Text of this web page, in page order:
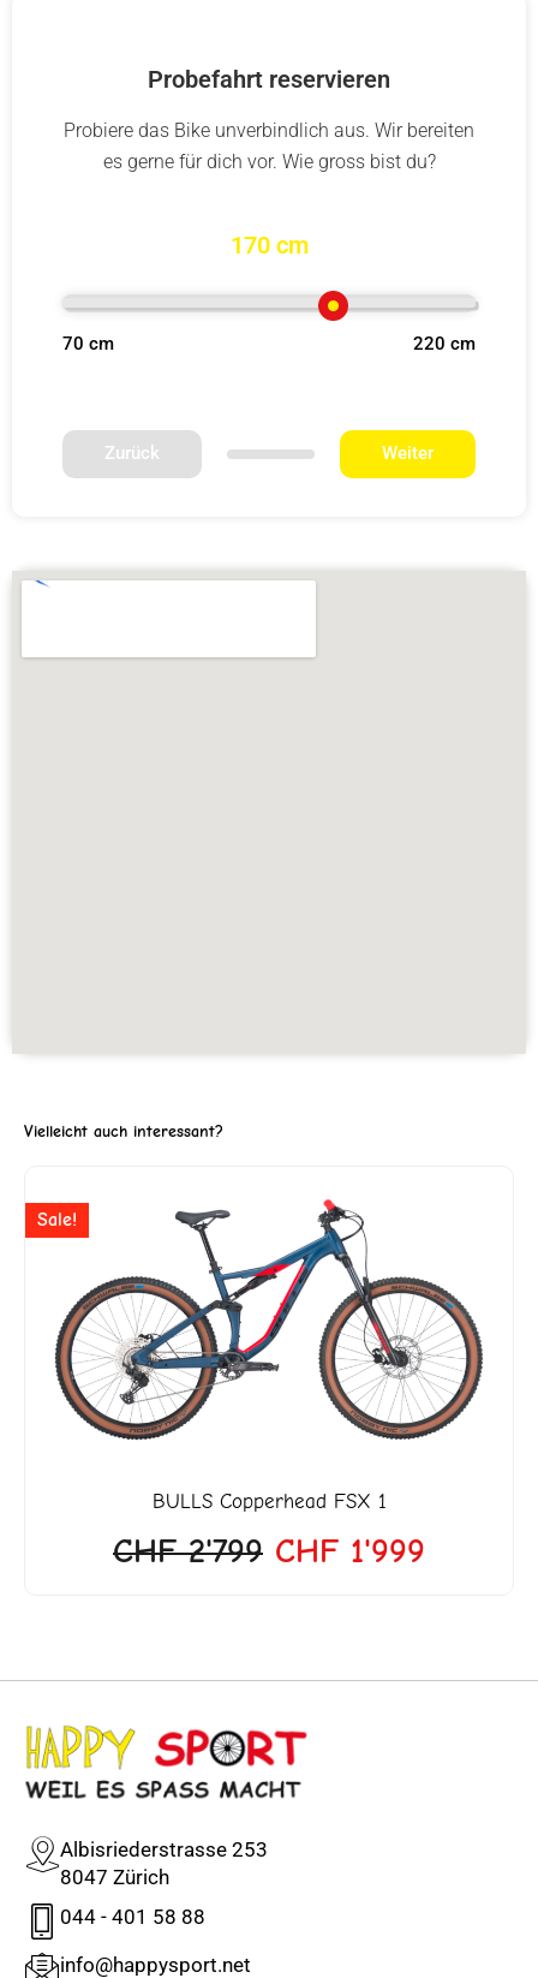
Probefahrt reservieren
Probiere das Bike unverbindlich aus. Wir bereiten
es gerne für dich vor. Wie gross bist du?
170 cm
70 cm 220 cm
Zurück Weiter
Vielleicht auch interessant?
Sale!
BULLSCopperhead FSX 1
CHF2'799
Ursprünglicher
Preis
war:
CHF 2'799
CHF 1'999
ist:
CHF
Albisriederstrasse 253
8047 Zürich
044 - 401 58 88
info@happysport.net